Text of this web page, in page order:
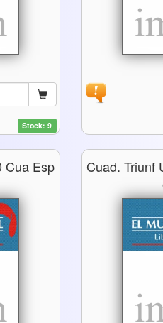
Stock: 9
Cua Esp Cuad. Triunf